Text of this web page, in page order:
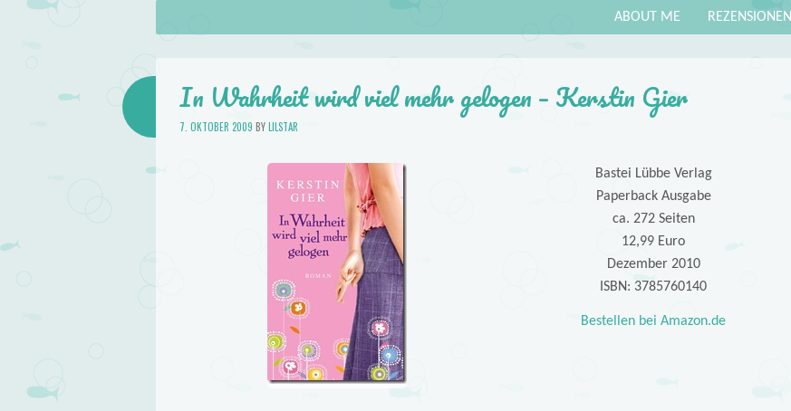
About
Books
Menu REZENSIONEN
ABOUT ME
In Wahrheit wird viel mehr gelogen – Kerstin Gier
7. OKTOBER 2009 BYLILSTAR
Bastei Lübbe Verlag
Paperback Ausgabe
ca. 272 Seiten
12,99 Euro
Dezember 2010
ISBN: 3785760140
Bestellen bei Amazon.de